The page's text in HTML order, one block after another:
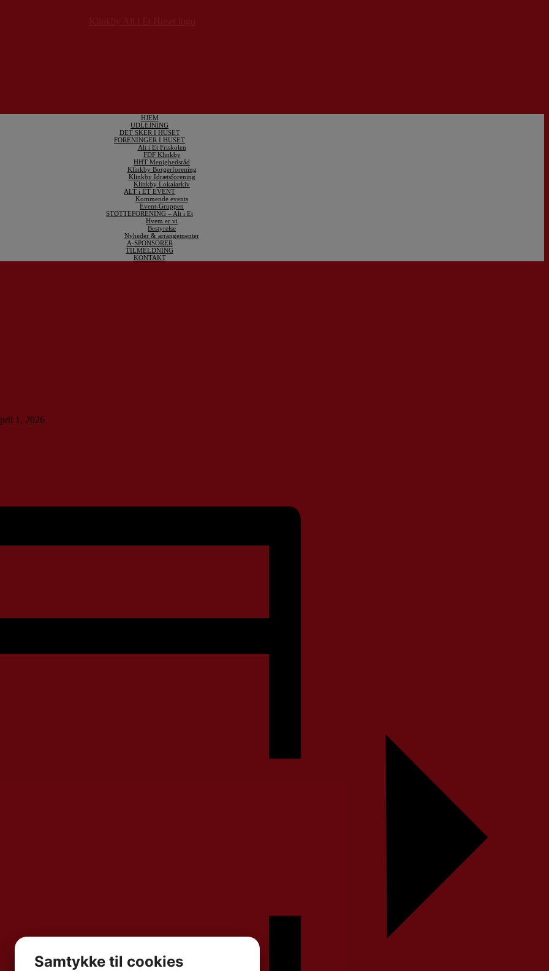
HJEM
UDLEJNING
DET SKER I HUSET
FORENINGER I HUSET
Alt i Et Friskolen
FDF Klinkby
HHT Menighedsråd
Klinkby Borgerforening
Klinkby Idrætsforening
Klinkby Lokalarkiv
ALT i ET EVENT
Kommende events
Event-Gruppen
STØTTEFORENING – Alt i Et
Hvem er vi
Bestyrelse
Nyheder & arrangementer
A-SPONSORER
TILMELDNING
KONTAKT
1, 2026
Samtykke til cookies